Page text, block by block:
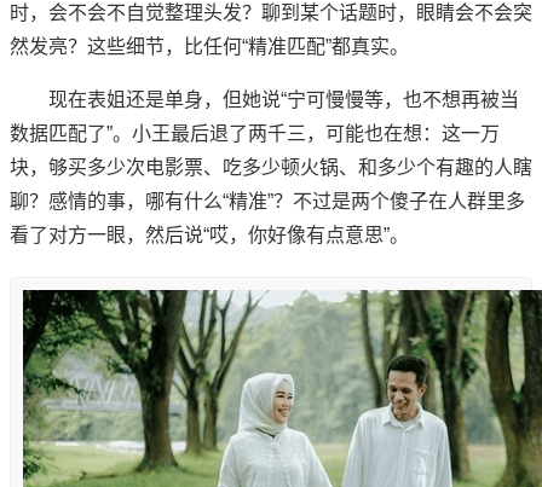
时，会不会不自觉整理头发？聊到某个话题时，眼睛会不会突
然发亮？这些细节，比任何“精准匹配”都真实。
现在表姐还是单身，但她说“宁可慢慢等，也不想再被当
数据匹配了”。小王最后退了两千三，可能也在想：这一万
块，够买多少次电影票、吃多少顿火锅、和多少个有趣的人瞎
聊？感情的事，哪有什么“精准”？不过是两个傻子在人群里多
看了对方一眼，然后说“哎，你好像有点意思”。